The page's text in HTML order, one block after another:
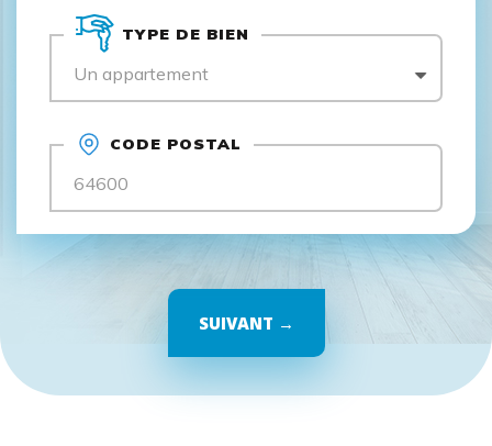
TYPE DE BIEN
Un appartement
CODE POSTAL
SUIVANT →